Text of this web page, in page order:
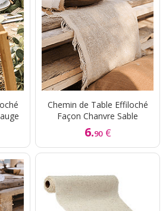
Chemin de Table Effiloché
Façon Chanvre Sable
6.90 €